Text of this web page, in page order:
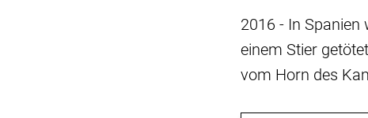
2016 - In
einem Stier
vom Horn des